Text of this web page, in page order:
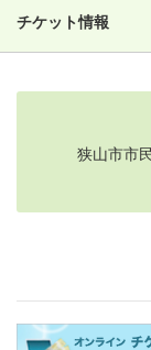
チケット情報
狭山市市